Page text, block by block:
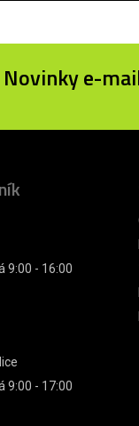
Novinky e-
9:00 - 16:00
9:00 - 17:00